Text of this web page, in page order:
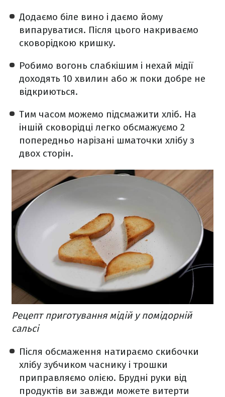
Додаємо біле вино і даємо йому
випаруватися. Після цього накриваємо
сковорідкою кришку.
Робимо вогонь слабкішим і нехай мідії
доходять 10 хвилин або ж поки добре не
відкриються.
Тим часом можемо підсмажити хліб. На
іншій сковорідці легко обсмажуємо 2
попередньо нарізані шматочки хлібу з
двох сторін.
Рецепт приготування мідій у помідорній
сальсі
Після обсмаження натираємо скибочки
хлібу зубчиком часнику і трошки
приправляємо олією. Брудні руки від
продуктів ви завжди можете витерти